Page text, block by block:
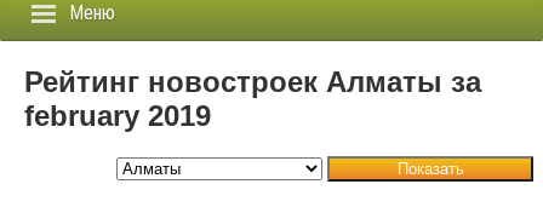
Меню
Застройщики
Новостройки
Рейтинг новостроек Алматы за
february 2019
Показать